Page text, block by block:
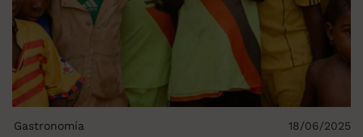
Gastronomía 18/06/2025